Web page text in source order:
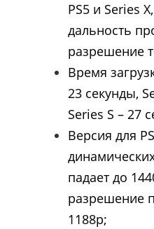
PS5 и Series
дальность
разрешение
Время
23 секунды,
Series S – 27
Версия для
падает до
разрешение
1188p;